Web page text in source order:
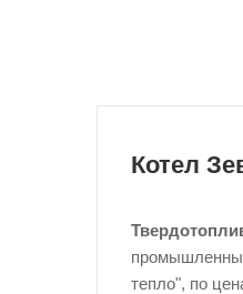
Котел
тепло", по